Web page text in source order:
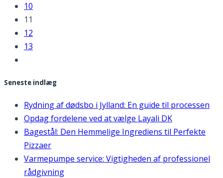
10
11
12
13
Seneste indlæg
Rydning af dødsbo i Jylland: En guide til processen
Opdag fordelene ved at vælge Layali DK
Bagestål: Den Hemmelige Ingrediens til Perfekte
Pizzaer
Varmepumpe service: Vigtigheden af professionel
rådgivning